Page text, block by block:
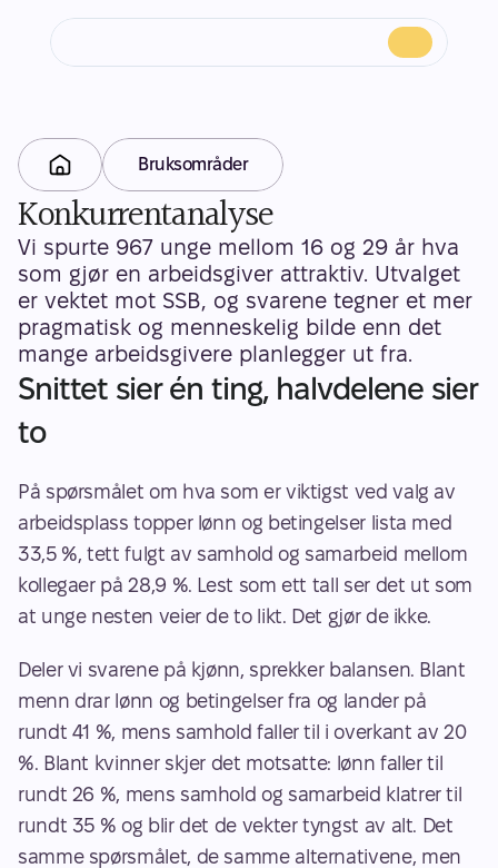
Bruksområder
Konkurrentanalyse
Vi spurte 967 unge mellom 16 og 29 år hva
som gjør en arbeidsgiver attraktiv. Utvalget
er vektet mot SSB, og svarene tegner et mer
pragmatisk og menneskelig bilde enn det
mange arbeidsgivere planlegger ut fra.
Snittet sier én ting, halvdelene sier
to
På spørsmålet om hva som er viktigst ved valg av
arbeidsplass topper lønn og betingelser lista med
33,5 %, tett fulgt av samhold og samarbeid mellom
kollegaer på 28,9 %. Lest som ett tall ser det ut som
at unge nesten veier de to likt. Det gjør de ikke.
Deler vi svarene på kjønn, sprekker balansen. Blant
menn drar lønn og betingelser fra og lander på
rundt 41 %, mens samhold faller til i overkant av 20
%. Blant kvinner skjer det motsatte: lønn faller til
rundt 26 %, mens samhold og samarbeid klatrer til
rundt 35 % og blir det de vekter tyngst av alt. Det
samme spørsmålet, de samme alternativene, men